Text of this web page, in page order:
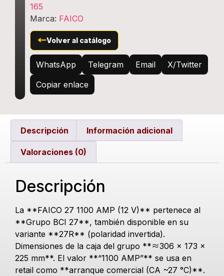
165
Marca: FAICO
←Volver al catálogo
WhatsApp Telegram Email
X/Twitter
Copiar enlace
Descripción Información adicional
Valoraciones (0)
Descripción
La **FAICO 27 1100 AMP (12 V)** pertenece al
**Grupo BCI 27**, también disponible en su
variante **27R** (polaridad invertida).
Dimensiones de la caja del grupo **≈306 × 173 ×
225 mm**. El valor **“1100 AMP”** se usa en
retail como **arranque comercial (CA ~27 °C)**.